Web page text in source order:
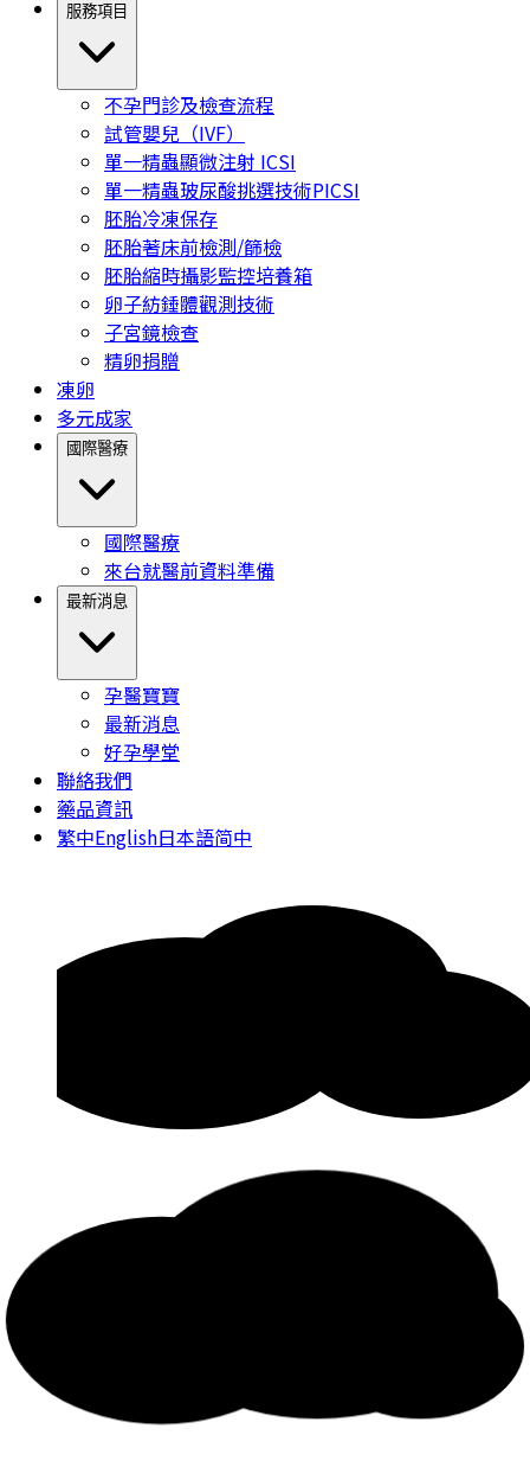
服務項目
不孕門診及檢查流程
試管嬰兒（IVF）
單一精蟲顯微注射 ICSI
單一精蟲玻尿酸挑選技術PICSI
胚胎冷凍保存
胚胎著床前檢測/篩檢
胚胎縮時攝影監控培養箱
卵子紡錘體觀測技術
子宮鏡檢查
精卵捐贈
凍卵
多元成家
國際醫療
國際醫療
來台就醫前資料準備
最新消息
孕醫寶寶
最新消息
好孕學堂
聯絡我們
藥品資訊
繁中English日本語简中